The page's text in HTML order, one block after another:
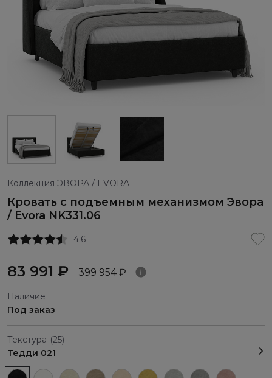
Коллекция ЭВОРА / EVORA
Кровать с подъемным механизмом Эвора
/ Evora NK331.06
4.6
83 991 ₽ 399 954 ₽
Наличие
Под заказ
Текстура (25)
Тедди 021